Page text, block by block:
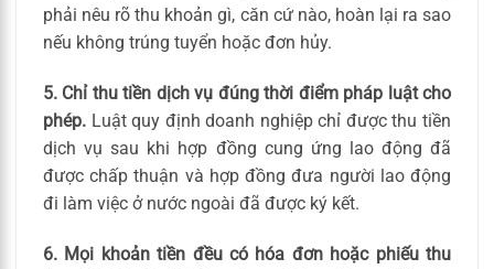
phải nêu rõ thu khoản gì, căn cứ nào, hoàn lại ra sao
nếu không trúng tuyển hoặc đơn hủy.
5. Chỉ thu tiền dịch vụ đúng thời điểm pháp luật cho
phép. Luật quy định doanh nghiệp chỉ được thu tiền
dịch vụ sau khi hợp đồng cung ứng lao động đã
được chấp thuận và hợp đồng đưa người lao động
đi làm việc ở nước ngoài đã được ký kết.
6. Mọi khoản tiền đều có hóa đơn hoặc phiếu thu